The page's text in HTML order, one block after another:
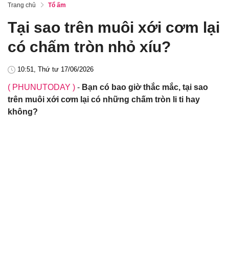
Trang chủ Tổ ấm
Tại sao trên muôi xới cơm lại
có chấm tròn nhỏ xíu?
10:51, Thứ tư 17/06/2026
( PHUNUTODAY ) - Bạn có bao giờ thắc mắc, tại sao
trên muôi xới cơm lại có những chấm tròn li ti hay
không?